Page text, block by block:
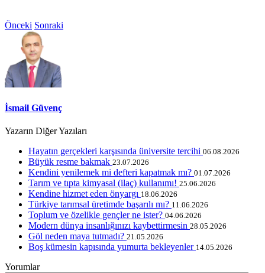
Önceki Sonraki
İsmail Güvenç
Yazarın Diğer Yazıları
Hayatın gerçekleri karşısında üniversite tercihi 06.08.2026
Büyük resme bakmak 23.07.2026
Kendini yenilemek mi defteri kapatmak mı? 01.07.2026
Tarım ve tıpta kimyasal (ilaç) kullanımı! 25.06.2026
Kendine hizmet eden önyargı 18.06.2026
Türkiye tarımsal üretimde başarılı mı? 11.06.2026
Toplum ve özelikle gençler ne ister? 04.06.2026
Modern dünya insanlığınızı kaybettirmesin 28.05.2026
Göl neden maya tutmadı? 21.05.2026
Boş kümesin kapısında yumurta bekleyenler 14.05.2026
Yorumlar